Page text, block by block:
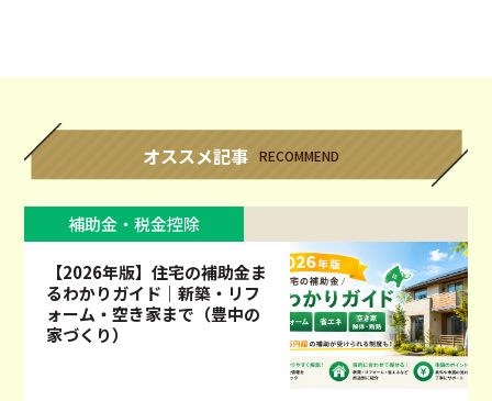
オススメ記事 RECOMMEND
補助金・税金控除
【2026年版】住宅の補助金ま
るわかりガイド｜新築・リフ
ォーム・空き家まで（豊中の
家づくり）